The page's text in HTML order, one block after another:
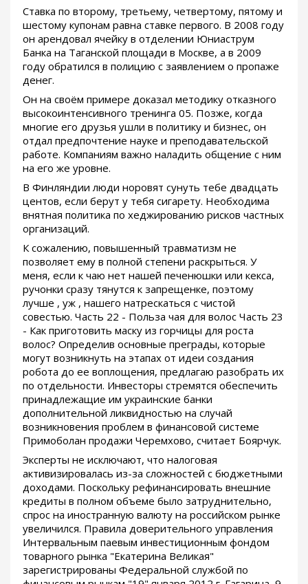
Ставка по второму, третьему, четвертому, пятому и
шестому купонам равна ставке первого. В 2008 году
он арендовал ячейку в отделении Юниаструм
Банка на Таганской площади в Москве, а в 2009
году обратился в полицию с заявлением о пропаже
денег.
Он на своём примере доказал методику отказного
высокоинтенсивного тренинга 05. Позже, когда
многие его друзья ушли в политику и бизнес, он
отдал предпочтение науке и преподавательской
работе. Компаниям важно наладить общение с ним
на его же уровне.
В Финляндии люди норовят сунуть тебе двадцать
центов, если берут у тебя сигарету. Необходима
внятная политика по хеджированию рисков частных
организаций.
К сожалению, повышенный травматизм не
позволяет ему в полной степени раскрыться. У
меня, если к чаю нет нашей печенюшки или кекса,
ручонки сразу тянутся к запрещенке, поэтому
лучше , уж , нашего натрескаться с чистой
совестью. Часть 22 - Польза чая для волос Часть 23
- Как приготовить маску из горчицы для роста
волос? Определив основные преграды, которые
могут возникнуть на этапах от идеи создания
робота до ее воплощения, предлагаю разобрать их
по отдельности. Инвесторы стремятся обеспечить
принадлежащие им украинские банки
дополнительной ликвидностью на случай
возникновения проблем в финансовой системе
Примоболан продажи Черемхово, считает Боярчук.
Эксперты не исключают, что налоговая
активизировалась из-за сложностей с бюджетными
доходами. Поскольку рефинансировать внешние
кредиты в полном объеме было затруднительно,
спрос на иностранную валюту на российском рынке
увеличился. Правила доверительного управления
Интервальным паевым инвестиционным фондом
товарного рынка "Екатерина Великая"
зарегистрированы Федеральной службой по